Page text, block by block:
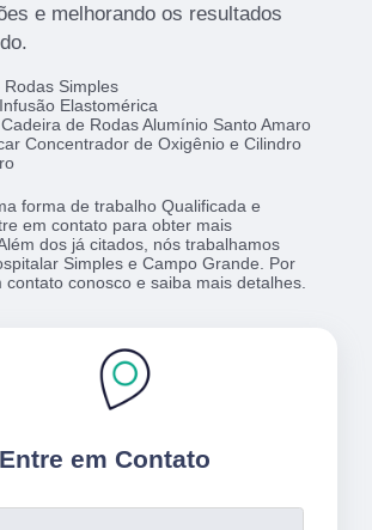
e melhorando os resultados
Simples
Elastomérica
de Rodas Alumínio Santo Amaro
Concentrador de Oxigênio e Cilindro
forma de trabalho Qualificada e
em contato para obter mais
dos já citados, nós trabalhamos
Simples e Campo Grande. Por
contato conosco e saiba mais detalhes.
Entre em Contato